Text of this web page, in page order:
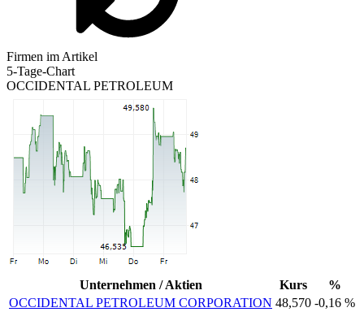
Firmen im Artikel
5-Tage-Chart
OCCIDENTAL PETROLEUM
Unternehmen / Aktien Kurs
%
OCCIDENTAL PETROLEUM CORPORATION 48,570 -0,16 %